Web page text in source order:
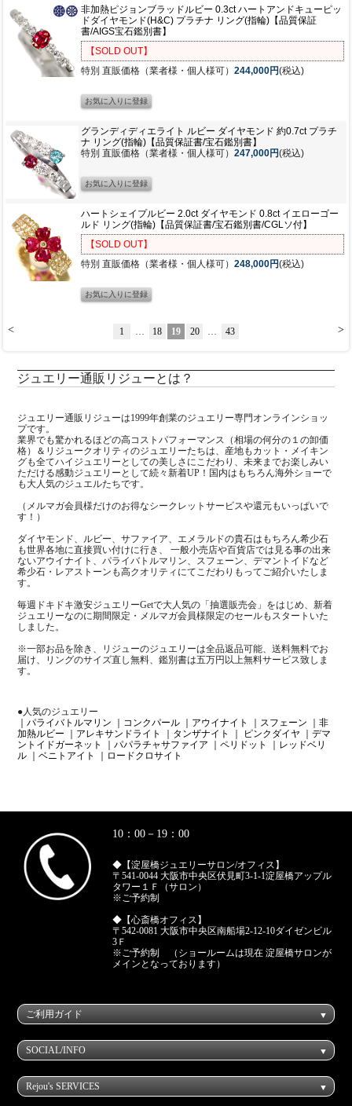
非加熱ピジョンブラッドルビー 0.3ct ハートアンドキューピッ
ドダイヤモンド(H&C) プラチナ リング(指輪)【品質保証
書/AIGS宝石鑑別書】
【SOLD OUT】
特別 直販価格（業者様・個人様可） 244,000円(税込)
グランディディエライト ルビー ダイヤモンド 約0.7ct プラチ
ナ リング(指輪)【品質保証書/宝石鑑別書】
特別 直販価格（業者様・個人様可） 247,000円(税込)
ハートシェイプルビー 2.0ct ダイヤモンド 0.8ct イエローゴー
ルド リング(指輪)【品質保証書/宝石鑑別書/CGLソ付】
【SOLD OUT】
特別 直販価格（業者様・個人様可） 248,000円(税込)
< >
1 … 18 19 20 … 43
ジュエリー通販リジューとは？
ジュエリー通販リジューは1999年創業のジュエリー専門オンラインショッ
プです。
業界でも驚かれるほどの高コストパフォーマンス（相場の何分の１の卸価
格）＆リジュークオリティのジュエリーたちは、産地もカット・メイキン
グも全てハイジュエリーとしての美しさにこだわり、未来までお楽しみい
ただける感動ジュエリーとして続々新着UP！国内はもちろん海外ショーで
も大人気のジュエルたちです。
（メルマガ会員様だけのお得なシークレットサービスや還元もいっぱいで
す！）
ダイヤモンド、ルビー、サファイア、エメラルドの貴石はもちろん希少石
も世界各地に直接買い付けに行き、 一般小売店や百貨店では見る事の出来
ないアウイナイト、パライバトルマリン、スフェーン、デマントイドなど
希少石・レアストーンも高クオリティにてこだわりもってご紹介いたしま
す。
毎週ドキドキ激安ジュエリーGetで大人気の「抽選販売会」をはじめ、新着
ジュエリーなのに期間限定・メルマガ会員様限定のセールもスタートいた
しました。
※一部お品を除き、リジューのジュエリーは全品返品可能、送料無料でお
届け、リングのサイズ直し無料、鑑別書は五万円以上無料サービス致しま
す。
●人気のジュエリー
｜パライバトルマリン
｜コンクパール ｜アウイナイト ｜スフェーン
｜非
加熱ルビー
｜アレキサンドライト ｜タンザナイト ｜ ピンクダイヤ
｜デマ
ントイドガーネット
｜パパラチャサファイア ｜ペリドット
｜レッドベリ
ル
｜ベニトアイト ｜ロードクロサイト
10：00－19：00
◆【淀屋橋ジュエリーサロン/オフィス】
〒541-0044 大阪市中央区伏見町3-1-1淀屋橋アップル
タワー１Ｆ（サロン）
※ご予約制
◆【心斎橋オフィス】
〒542-0081 大阪市中央区南船場2-12-10ダイゼンビル
3Ｆ
※ご予約制 （ショールームは現在 淀屋橋サロンが
メインとなっております）
ご利用ガイド
SOCIAL/INFO
Rejou's SERVICES